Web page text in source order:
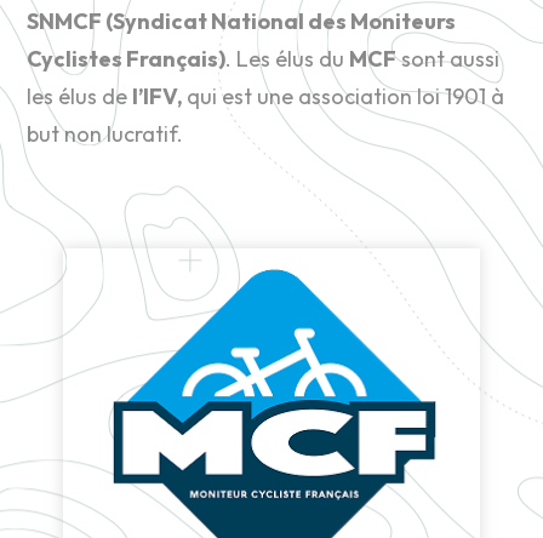
SNMCF (Syndicat National des Moniteurs
Cyclistes Français). Les élus du MCFsont aussi
les élus de l’IFV, qui est une association loi 1901 à
but non lucratif.